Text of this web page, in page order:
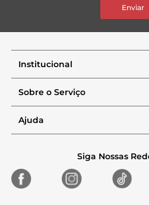
Enviar
Institucional
Sobre o Serviço
Ajuda
Siga Nossas